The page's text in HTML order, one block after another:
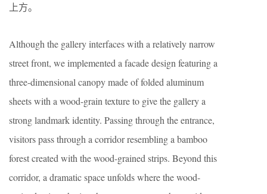
上方。
Although the gallery interfaces with a relatively narrow
street front, we implemented a facade design featuring a
three-dimensional canopy made of folded aluminum
sheets with a wood-grain texture to give the gallery a
strong landmark identity. Passing through the entrance,
visitors pass through a corridor resembling a bamboo
forest created with the wood-grained strips. Beyond this
corridor, a dramatic space unfolds where the wood-